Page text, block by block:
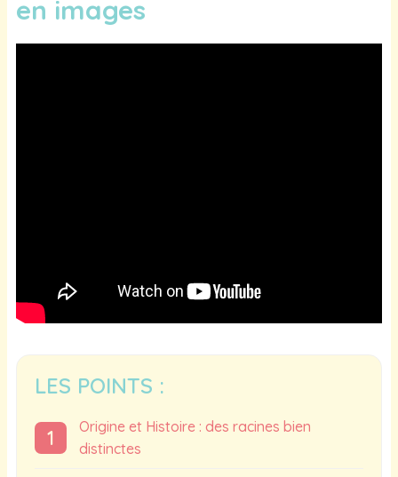
en images
LES POINTS :
Origine et Histoire : des racines bien
distinctes